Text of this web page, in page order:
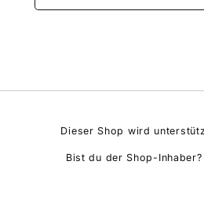
Dieser Shop wird
Bist du der Shop-Inhaber?